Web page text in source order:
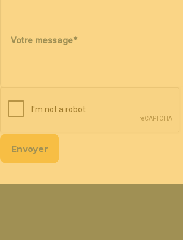
Votre message*
Envoyer